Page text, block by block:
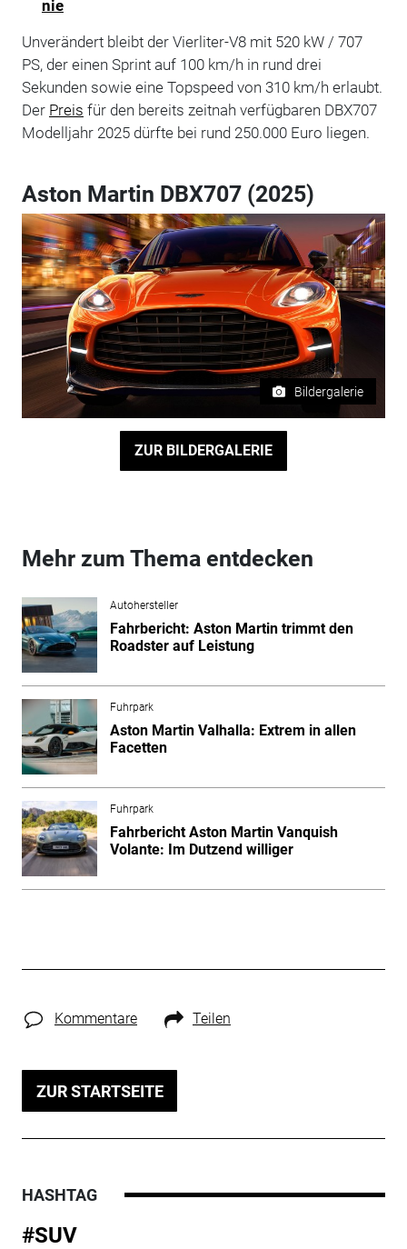
nie
Unverändert bleibt der Vierliter-V8 mit 520 kW / 707
PS, der einen Sprint auf 100 km/h in rund drei
Sekunden sowie eine Topspeed von 310 km/h erlaubt.
Der Preis für den bereits zeitnah verfügbaren DBX707
Modelljahr 2025 dürfte bei rund 250.000 Euro liegen.
Aston Martin DBX707 (2025)
Bildergalerie
ZUR BILDERGALERIE
Mehr zum Thema entdecken
Autohersteller
Fahrbericht: Aston Martin trimmt den
Roadster auf Leistung
Fuhrpark
Aston Martin Valhalla: Extrem in allen
Facetten
Fuhrpark
Fahrbericht Aston Martin Vanquish
Volante: Im Dutzend williger
Kommentare Teilen
ZUR STARTSEITE
HASHTAG
#SUV